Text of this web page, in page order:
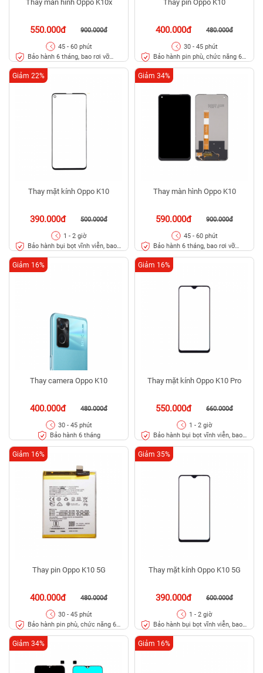
Thay màn hình Oppo K10x
550.000đ 900.000đ
45 - 60 phút
Bảo hành 6 tháng, bao rơi vỡ
Thay pin Oppo K10
400.000đ 480.000đ
30 - 45 phút
Bảo hành pin phù, chức năng 6
Thay mặt kính Oppo K10
390.000đ 500.000đ
Giảm 22%
1 - 2 giờ
Bảo hành bụi bọt vĩnh viễn, bao
Thay màn hình Oppo K10
590.000đ 900.000đ
Giảm 34%
45 - 60 phút
Bảo hành 6 tháng, bao rơi vỡ
Thay camera Oppo K10
400.000đ 480.000đ
Giảm 16%
30 - 45 phút
Bảo hành 6 tháng
Thay mặt kính Oppo K10 Pro
550.000đ 660.000đ
Giảm 16%
1 - 2 giờ
Bảo hành bụi bọt vĩnh viễn, bao
Thay pin Oppo K10 5G
400.000đ 480.000đ
Giảm 16%
30 - 45 phút
Bảo hành pin phù, chức năng 6
Thay mặt kính Oppo K10 5G
390.000đ 600.000đ
Giảm 35%
1 - 2 giờ
Bảo hành bụi bọt vĩnh viễn, bao
Giảm 34% Giảm 16%